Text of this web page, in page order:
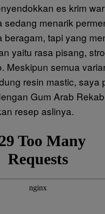
es krim
sedang menarik
beragam, tapi yang
yaitu rasa pisang,
Meskipun semua
resin mastic, saya
Gum Arab
resep aslinya.